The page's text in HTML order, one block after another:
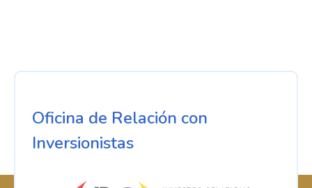
Oficina de Relación con
Inversionistas